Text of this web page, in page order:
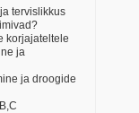
tervislikkus
korjajateltele
ja
ja droogide